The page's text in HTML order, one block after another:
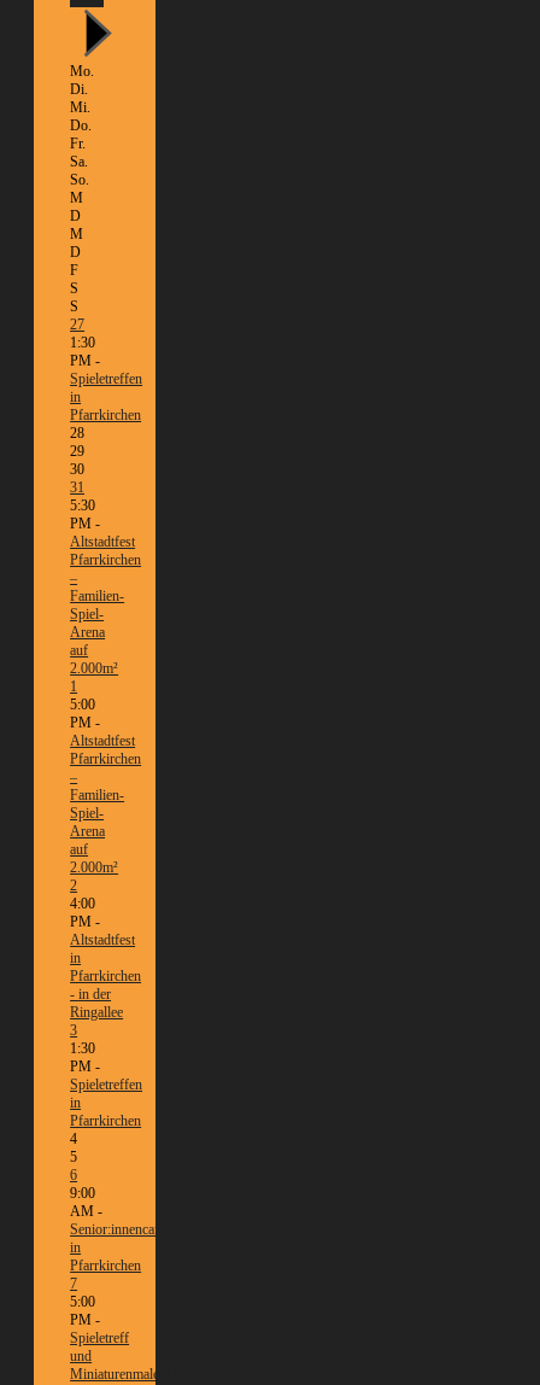
Mo.
Di.
Mi.
Do.
Fr.
Sa.
So.
M
D
M
D
F
S
S
27
1:30
PM -
Spieletreffen
in
Pfarrkirchen
28
29
30
31
5:30
PM -
Altstadtfest
Pfarrkirchen
–
Familien-
Spiel-
Arena
auf
2.000m²
1
5:00
PM -
Altstadtfest
Pfarrkirchen
–
Familien-
Spiel-
Arena
auf
2.000m²
2
4:00
PM -
Altstadtfest
in
Pfarrkirchen
- in der
Ringallee
3
1:30
PM -
Spieletreffen
in
Pfarrkirchen
4
5
6
9:00
AM -
Senior:innencafé
in
Pfarrkirchen
7
5:00
PM -
Spieletreff
und
Miniaturenmalen/Tabletop